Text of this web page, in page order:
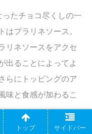
たチョコ尽くしの一
はプラリネソース。
リネソースをアクセ
出ることによってよ
らにトッピングのア
味と食感が加わるこ
トップ サイドバー